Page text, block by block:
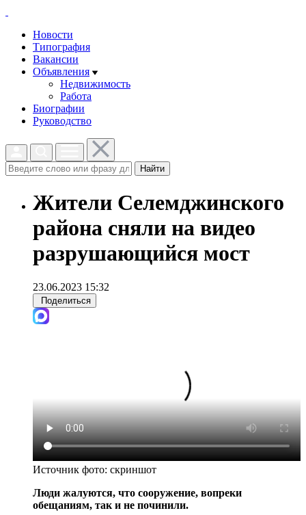
Новости
Типография
Вакансии
Объявления
Недвижимость
Работа
Биографии
Руководство
Найти
Жители Селемджинского
района сняли на видео
разрушающийся мост
23.06.2023 15:32
Поделиться
Источник фото: скриншот
Люди жалуются, что сооружение, вопреки
обещаниям, так и не починили.